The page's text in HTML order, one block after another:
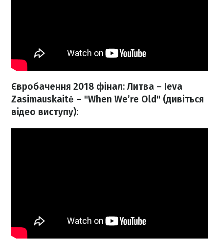
Євробачення 2018 фінал: Литва – Ieva
Zasimauskaitė – "When We’re Old" (дивіться
відео виступу):